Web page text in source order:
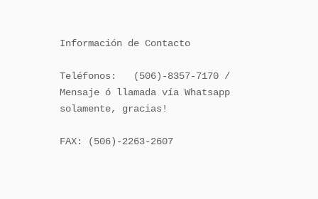
Información de Contacto
Teléfonos:   (506)-8357-7170 /
Mensaje ó llamada vía Whatsapp
solamente, gracias!
FAX: (506)-2263-2607